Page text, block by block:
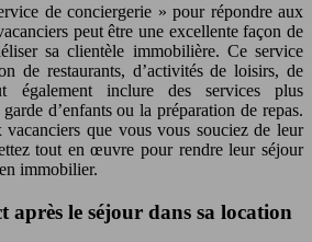
de conciergerie » pour répondre aux
peut être une excellente façon de
sa clientèle immobilière. Ce service
de restaurants, d’activités de loisirs, de
également inclure des services plus
d’enfants ou la préparation de repas.
vacanciers que vous vous souciez de leur
tout en œuvre pour rendre leur séjour
immobilier.
après le séjour dans sa location